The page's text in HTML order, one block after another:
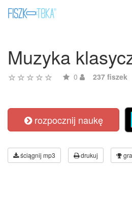
Muzyka
0 237 fiszek
rozpocznij naukę
ściągnij mp3 drukuj